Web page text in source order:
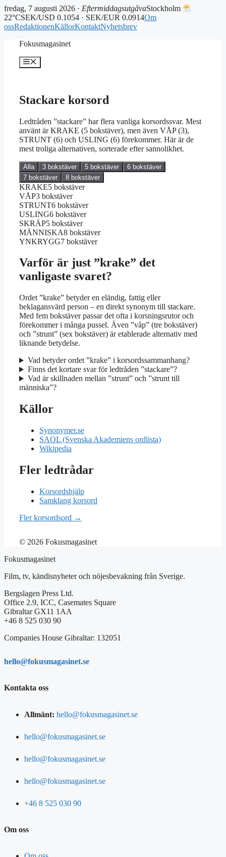
fredag, 7 augusti 2026 · EftermiddagsutgåvaStockholm
22°CSEK/USD 0.1054 · SEK/EUR 0.0914Om
ossRedaktionenKällorKontaktNyhetsbrev
Fokusmagasinet
Meny
Stackare korsord
Ledtråden ”stackare” har flera vanliga korsordssvar. Mest
använt är KRAKE (5 bokstäver), men även VÅP (3),
STRUNT (6) och USLING (6) förekommer. Här är de
mest troliga alternativen, sorterade efter sannolikhet.
Alla 3 bokstäver 5 bokstäver
6 bokstäver
7 bokstäver
8 bokstäver
KRAKE5 bokstäver
VÅP3 bokstäver
STRUNT6 bokstäver
USLING6 bokstäver
SKRÄP5 bokstäver
MÄNNISKA8 bokstäver
YNKRYGG7 bokstäver
Varför är just ”krake” det
vanligaste svaret?
Ordet ”krake” betyder en eländig, fattig eller
beklagansvärd person – en direkt synonym till stackare.
Med fem bokstäver passar det ofta i korsningsrutor och
förekommer i många pussel. Även ”våp” (tre bokstäver)
och ”strunt” (sex bokstäver) är etablerade alternativ med
liknande betydelse.
Vad betyder ordet ”krake” i korsordssammanhang?
Finns det kortare svar för ledtråden ”stackare”?
Vad är skillnaden mellan ”strunt” och ”strunt till
människa”?
Källor
Synonymer.se
SAOL (Svenska Akademiens ordlista)
Wikipedia
Fler ledtrådar
Korsordshjälp
Samklang korsord
Fler korsordsord →
© 2026 Fokusmagasinet
Fokusmagasinet
Film, tv, kändisnyheter och nöjesbevakning från Sverige.
Bergslagen Press Ltd.
Office 2.9, ICC, Casemates Square
Gibraltar GX11 1AA
+46 8 525 030 90
Companies House Gibraltar: 132051
hello@fokusmagasinet.se
Kontakta oss
Allmänt: hello@fokusmagasinet.se
hello@fokusmagasinet.se
hello@fokusmagasinet.se
hello@fokusmagasinet.se
+46 8 525 030 90
Om oss